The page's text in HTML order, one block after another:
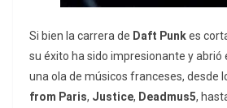
Si bien la carrera de Daft Punkes
su éxito ha sido impresionante y abrió
una ola de músicos franceses, desde
from Paris, Justice, Deadmus5,